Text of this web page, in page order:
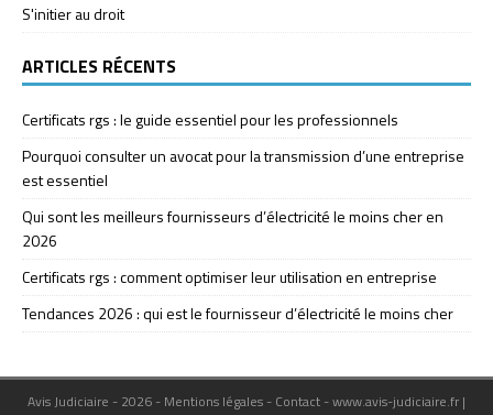
S'initier au droit
ARTICLES RÉCENTS
Certificats rgs : le guide essentiel pour les professionnels
Pourquoi consulter un avocat pour la transmission d’une entreprise
est essentiel
Qui sont les meilleurs fournisseurs d’électricité le moins cher en
2026
Certificats rgs : comment optimiser leur utilisation en entreprise
Tendances 2026 : qui est le fournisseur d’électricité le moins cher
Avis Judiciaire - 2026 - Mentions légales - Contact - www.avis-judiciaire.fr |